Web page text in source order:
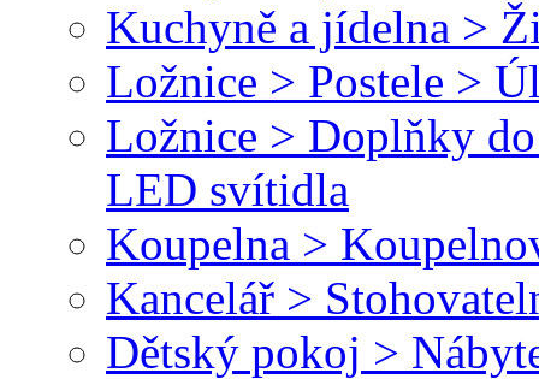
Kuchyně a jídelna >
Ložnice > Postele >
Ložnice > Doplňky
LED svítidla
Koupelna >
Kancelář >
Dětský pokoj >